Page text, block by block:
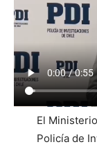
El
Policía de